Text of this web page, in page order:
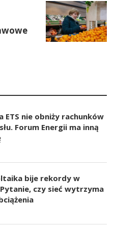
ETS nie obniży rachunków
Forum Energii ma inną
bije rekordy w
Pytanie, czy sieć wytrzyma